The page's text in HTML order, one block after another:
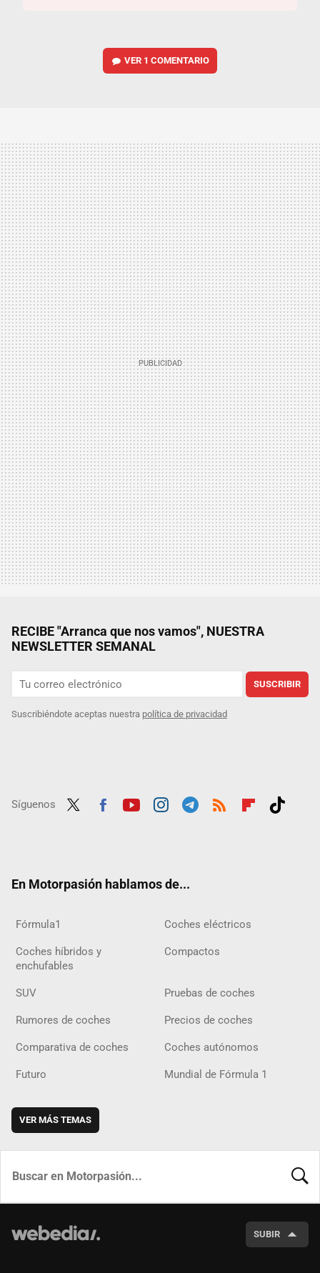
VER 1 COMENTARIO
RECIBE "Arranca que nos vamos", NUESTRA
NEWSLETTER SEMANAL
SUSCRIBIR
Suscribiéndote aceptas nuestra política de privacidad
Síguenos
En Motorpasión hablamos de...
Fórmula1 Coches eléctricos
Coches híbridos y
enchufables
Compactos
SUV Pruebas de coches
Rumores de coches Precios de coches
Comparativa de coches Coches autónomos
Futuro Mundial de Fórmula 1
VER MÁS TEMAS
SUBIR